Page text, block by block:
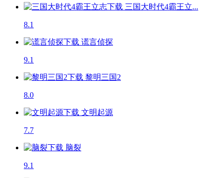
三国大时代4霸王立...
8.1
谎言侦探
9.1
黎明三国2
8.0
文明起源
7.7
脑裂
9.1